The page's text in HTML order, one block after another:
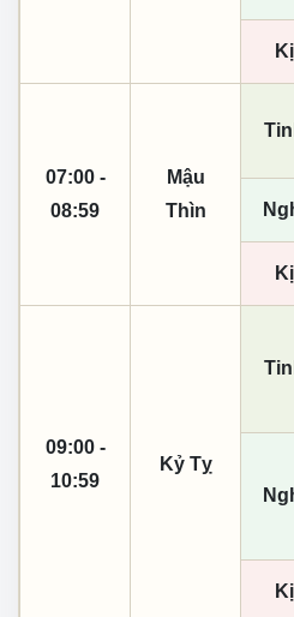
Kị
07:00 -
08:59
Mậu
Thìn
Kị
09:00 -
10:59
Kỷ Tỵ
Kị